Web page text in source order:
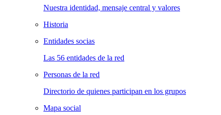
Nuestra identidad, mensaje central y valores
Historia
Entidades socias
Las 56 entidades de la red
Personas de la red
Directorio de quienes participan en los grupos
Mapa social